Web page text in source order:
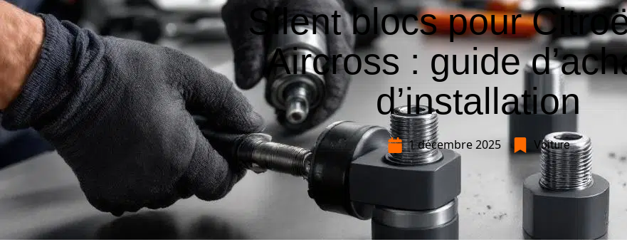
Silent blocs pour
Aircross : guide
d’installation
1 décembre 2025 Voiture